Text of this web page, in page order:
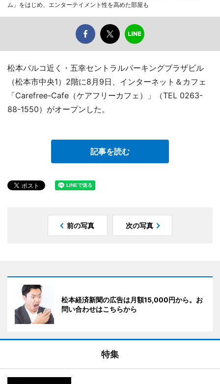
ム」をはじめ、エンターテイメント性を高めた部屋も
松本パルコ近く・五幸セントラルパーキングプラザビル
（松本市中央1）2階に8月9日、インターネット＆カフェ
「Carefree-Cafe（ケアフリーカフェ）」（TEL 0263-
88-1550）がオープンした。
記事を読む
前の写真 次の写真
松本経済新聞の広告は月額15,000円から。お
問い合わせはこちらから
特集